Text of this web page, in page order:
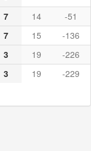
7 14
-51
7 15
-136
3 19
-226
3 19 -229